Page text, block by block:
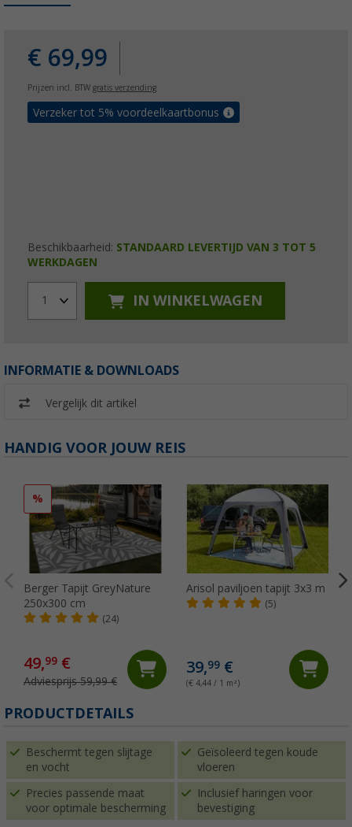
€ 69,99
Prijzen incl. BTW gratis verzending
Verzeker tot 5% voordeelkaartbonus
Beschikbaarheid: STANDAARD LEVERTIJD VAN 3 TOT 5
WERKDAGEN
1 IN WINKELWAGEN
INFORMATIE & DOWNLOADS
Vergelijk dit artikel
HANDIG VOOR JOUW REIS
%
Berger Tapijt GreyNature
250x300 cm
(24)
49,99 €
Adviesprijs 59,99 €
Arisol paviljoen tapijt 3x3 m
(5)
39,99€
(€ 4,44 / 1 m²)
PRODUCTDETAILS
Beschermt tegen slijtage
en vocht
Geïsoleerd tegen koude
vloeren
Precies passende maat
voor optimale bescherming
Inclusief haringen voor
bevestiging